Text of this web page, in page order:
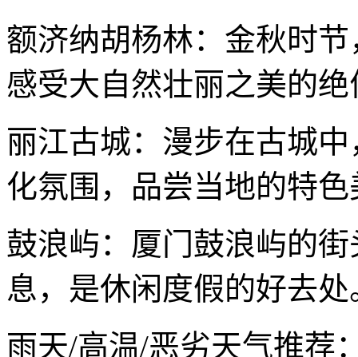
额济纳胡杨林：金秋时
感受大自然壮丽之美的
丽江古城：漫步在古城
化氛围，品尝当地的特色
鼓浪屿：厦门鼓浪屿的
息，是休闲度假的好去处
雨天/高温/恶劣天气推荐